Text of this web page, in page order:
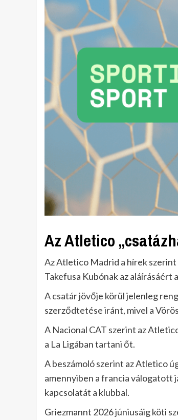
Az Atletico
Az Atletico Madrid a hírek
Takefusa Kubónak az aláírásáért
A csatár jövője körül jelenleg
szerződtetése iránt, mivel a
A Nacional CAT szerint az
a La Ligában tartani őt.
A beszámoló szerint az Atletico
amennyiben a francia válogatott
kapcsolatát a klubbal.
Griezmannt 2026 júniusáig köti